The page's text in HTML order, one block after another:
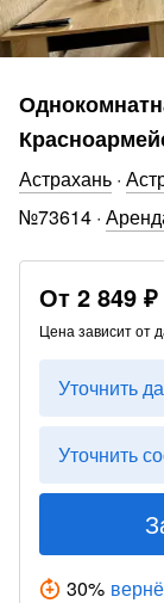
Астрахань ·
№73614 ·
От 2 849 ₽
Цена зависит от
Уточнить
Уточнить
30%